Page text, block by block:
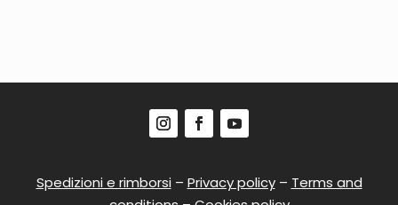
Spedizioni e rimborsi – Privacy policy– Terms and